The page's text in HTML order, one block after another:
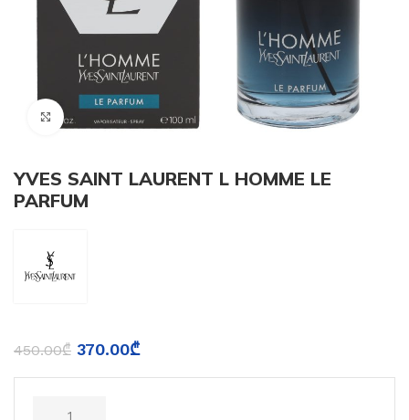
Click to enlarge
YVES SAINT LAURENT L HOMME LE
PARFUM
450.00₾ 370.00₾